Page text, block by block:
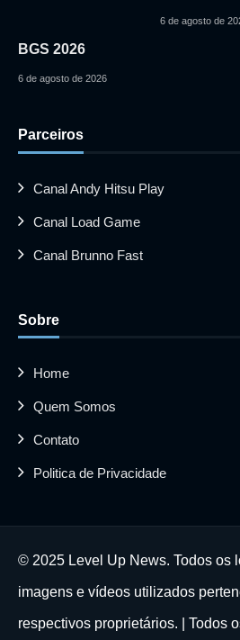
6 de agosto de
BGS 2026
6 de agosto de 2026
Parceiros
Canal Andy Hitsu Play
Canal Load Game
Canal Brunno Fast
Sobre
Home
Quem Somos
Contato
Politica de Privacidade
© 2025 Level Up News. Todos os
imagens e vídeos utilizados
respectivos proprietários. | Todos